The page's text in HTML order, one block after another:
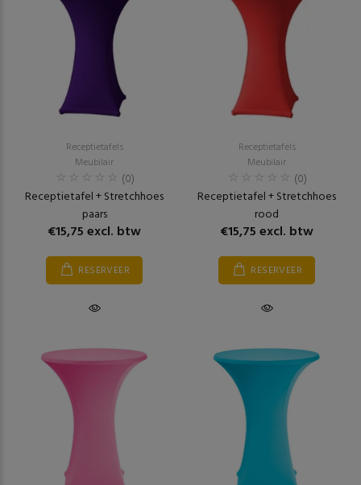
Receptietafels
Meubilair
(0)
Receptietafel + Stretchhoes
paars
€15,75 excl. btw
RESERVEER
Receptietafels
Meubilair
(0)
Receptietafel + Stretchhoes
rood
€15,75 excl. btw
RESERVEER